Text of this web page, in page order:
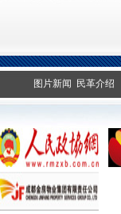
图片新闻 民革介绍